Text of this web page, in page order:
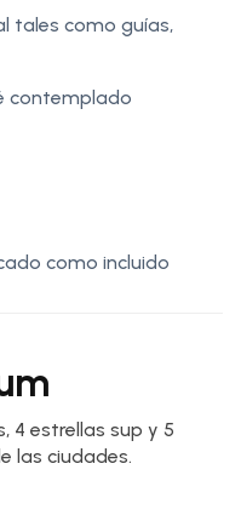
tales como guías,
contemplado
como incluido
4 estrellas sup y 5
las ciudades.